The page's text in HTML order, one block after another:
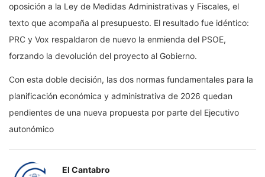
oposición a la Ley de Medidas Administrativas y Fiscales, el
texto que acompaña al presupuesto. El resultado fue idéntico:
PRC y Vox respaldaron de nuevo la enmienda del PSOE,
forzando la devolución del proyecto al Gobierno.
Con esta doble decisión, las dos normas fundamentales para la
planificación económica y administrativa de 2026 quedan
pendientes de una nueva propuesta por parte del Ejecutivo
autonómico
El Cantabro